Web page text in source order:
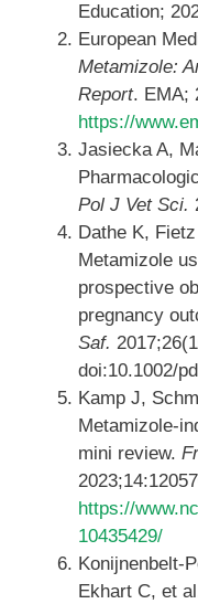
Education;
European
Metamizole:
Report. EMA;
https://
Jasiecka A,
Pol J Vet Sci.
Dathe K,
Metamizole
prospective
pregnancy
Saf.
doi:10.1002/
Kamp J,
Metamizole-
mini review.
https://
10435429/
Konijnenbelt-
Ekhart C, et